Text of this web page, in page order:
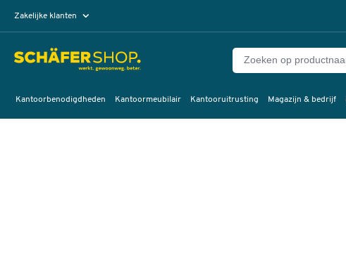
Zakelijke klanten
Kantoorbenodigdheden Kantoormeubilair Kantooruitrusting Magazijn & bedrijf